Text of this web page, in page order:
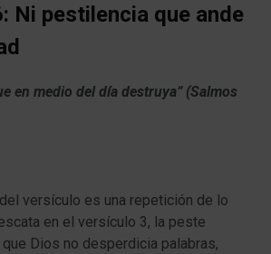
Ni pestilencia que ande
en medio del día destruya” (Salmos
versículo es una repetición de lo
en el versículo 3, la peste
Dios no desperdicia palabras,